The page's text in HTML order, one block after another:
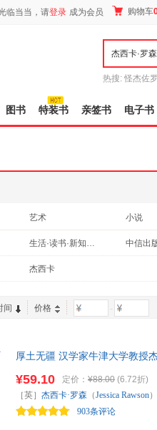
临当当，请登录 成为会员 购物车
热搜: 怪杰佐
图书 特装书 亲签书 电子书
艺术
小说
科普读物
中小学
生活·读书·新知三联书店 中信出
杰西卡
间 价格 -
厚土无疆 汉学家牛津大学教授
作。一部全新视角的中国史，
墓葬春秋，器物之语，游览博
¥59.10 定价： ¥88.00 (6.72折)
903条评论
［英］ 杰西卡·罗森 （Jessica Rawson）